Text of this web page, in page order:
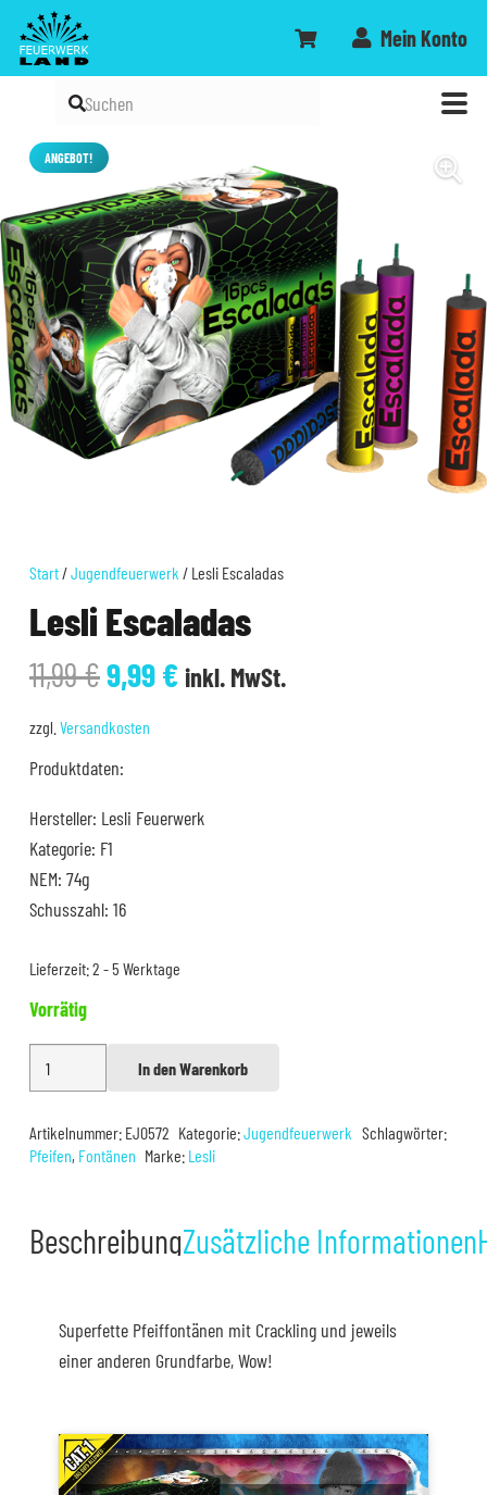
Mein Konto
ANGEBOT!
Start /Jugendfeuerwerk / Lesli Escaladas
Lesli Escaladas
11,99€Ursprünglicher
Preis
war:
11,99 €
9,99€Aktueller
inkl. MwSt.
zzgl. Versandkosten
Produktdaten:
Hersteller: Lesli Feuerwerk
Kategorie: F1
NEM: 74g
Schusszahl: 16
Lieferzeit:2 - 5 Werktage
Vorrätig
Lesli
Escaladas
In den Warenkorb
Alternative:
Artikelnummer: EJ0572 Kategorie:Jugendfeuerwerk Schlagwörter:
Pfeifen, Fontänen Marke: Lesli
BeschreibungZusätzliche Informationen
Superfette Pfeiffontänen mit Crackling und jeweils
einer anderen Grundfarbe, Wow!